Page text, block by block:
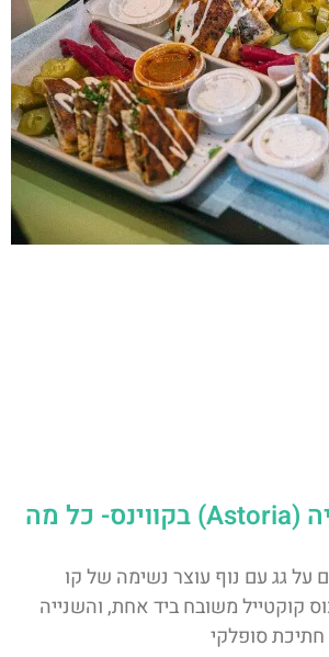
שכונת אסטוריה (Astoria) בקווינס- כל מה
על גג עם נוף עוצר נשימה של קו
קוקטייל משובח ביד אחת, והשנייה
סופלקי